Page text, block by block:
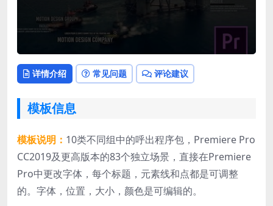
详情介绍 常见问题 评论建议
模板信息
模板说明： 10类不同组中的呼出程序包，Premiere Pro
CC2019及更高版本的83个独立场景，直接在Premiere
Pro中更改字体，每个标题，元素线和点都是可调整
的。字体，位置，大小，颜色是可编辑的。